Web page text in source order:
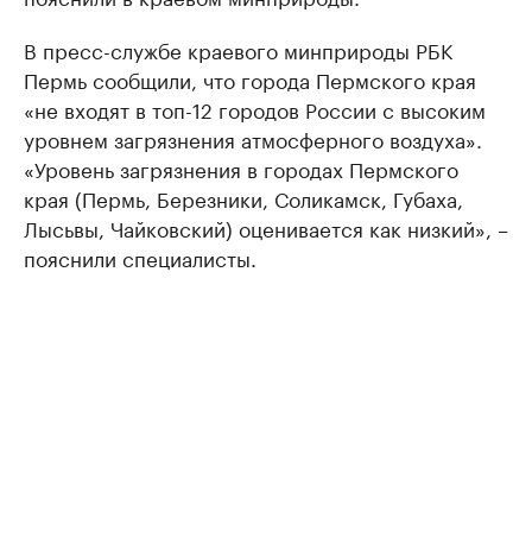
В пресс-службе краевого минприроды РБК
Пермь сообщили, что города Пермского края
«не входят в топ-12 городов России с высоким
уровнем загрязнения атмосферного воздуха».
«Уровень загрязнения в городах Пермского
края (Пермь, Березники, Соликамск, Губаха,
Лысьвы, Чайковский) оценивается как низкий», –
пояснили специалисты.